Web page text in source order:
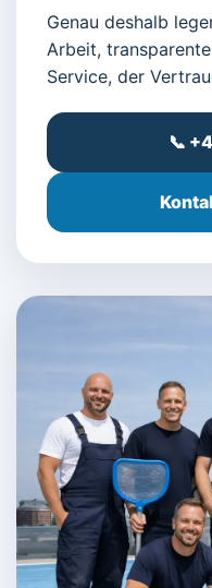
Genau deshalb
Arbeit,
Service, der
📞